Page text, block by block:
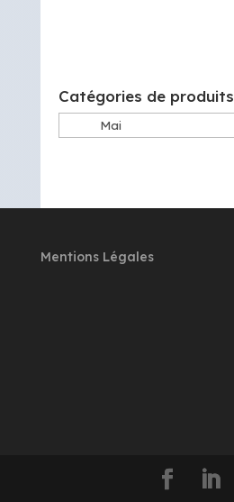
Catégories de produits
Mentions Légales